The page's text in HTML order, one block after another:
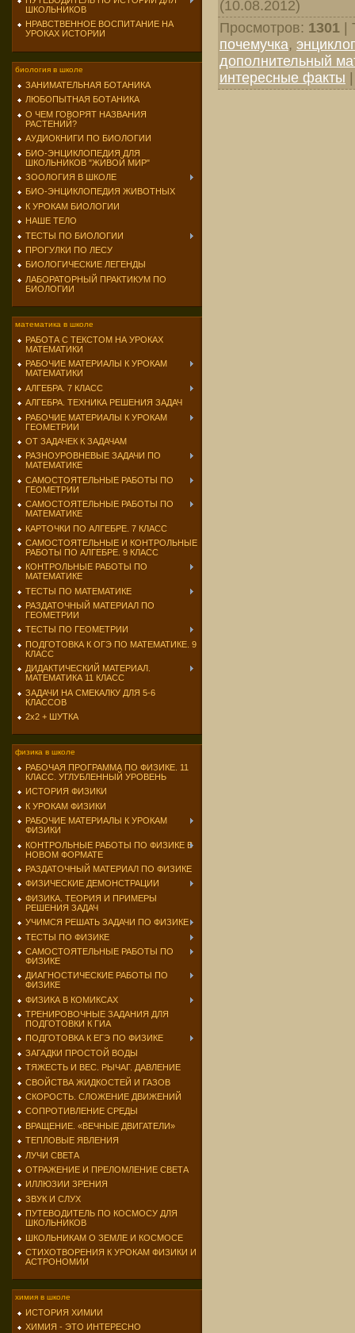
ШКОЛЬНИКОВ
НРАВСТВЕННОЕ ВОСПИТАНИЕ НА
УРОКАХ ИСТОРИИ
биология в школе
ЗАНИМАТЕЛЬНАЯ БОТАНИКА
ЛЮБОПЫТНАЯ БОТАНИКА
О ЧЕМ ГОВОРЯТ НАЗВАНИЯ
РАСТЕНИЙ?
АУДИОКНИГИ ПО БИОЛОГИИ
БИО-ЭНЦИКЛОПЕДИЯ ДЛЯ
ШКОЛЬНИКОВ "ЖИВОЙ МИР"
ЗООЛОГИЯ В ШКОЛЕ
БИО-ЭНЦИКЛОПЕДИЯ ЖИВОТНЫХ
К УРОКАМ БИОЛОГИИ
НАШЕ ТЕЛО
ТЕСТЫ ПО БИОЛОГИИ
ПРОГУЛКИ ПО ЛЕСУ
БИОЛОГИЧЕСКИЕ ЛЕГЕНДЫ
ЛАБОРАТОРНЫЙ ПРАКТИКУМ ПО
БИОЛОГИИ
математика в школе
РАБОТА С ТЕКСТОМ НА УРОКАХ
МАТЕМАТИКИ
РАБОЧИЕ МАТЕРИАЛЫ К УРОКАМ
МАТЕМАТИКИ
АЛГЕБРА. 7 КЛАСС
АЛГЕБРА. ТЕХНИКА РЕШЕНИЯ ЗАДАЧ
РАБОЧИЕ МАТЕРИАЛЫ К УРОКАМ
ГЕОМЕТРИИ
ОТ ЗАДАЧЕК К ЗАДАЧАМ
РАЗНОУРОВНЕВЫЕ ЗАДАЧИ ПО
МАТЕМАТИКЕ
САМОСТОЯТЕЛЬНЫЕ РАБОТЫ ПО
ГЕОМЕТРИИ
САМОСТОЯТЕЛЬНЫЕ РАБОТЫ ПО
МАТЕМАТИКЕ
КАРТОЧКИ ПО АЛГЕБРЕ. 7 КЛАСС
САМОСТОЯТЕЛЬНЫЕ И КОНТРОЛЬНЫЕ
РАБОТЫ ПО АЛГЕБРЕ. 9 КЛАСС
КОНТРОЛЬНЫЕ РАБОТЫ ПО
МАТЕМАТИКЕ
ТЕСТЫ ПО МАТЕМАТИКЕ
РАЗДАТОЧНЫЙ МАТЕРИАЛ ПО
ГЕОМЕТРИИ
ТЕСТЫ ПО ГЕОМЕТРИИ
ПОДГОТОВКА К ОГЭ ПО МАТЕМАТИКЕ. 9
КЛАСС
ДИДАКТИЧЕСКИЙ МАТЕРИАЛ.
МАТЕМАТИКА 11 КЛАСС
ЗАДАЧИ НА СМЕКАЛКУ ДЛЯ 5-6
КЛАССОВ
2х2 + ШУТКА
физика в школе
РАБОЧАЯ ПРОГРАММА ПО ФИЗИКЕ. 11
КЛАСС. УГЛУБЛЕННЫЙ УРОВЕНЬ
ИСТОРИЯ ФИЗИКИ
К УРОКАМ ФИЗИКИ
РАБОЧИЕ МАТЕРИАЛЫ К УРОКАМ
ФИЗИКИ
КОНТРОЛЬНЫЕ РАБОТЫ ПО ФИЗИКЕ В
НОВОМ ФОРМАТЕ
РАЗДАТОЧНЫЙ МАТЕРИАЛ ПО ФИЗИКЕ
ФИЗИЧЕСКИЕ ДЕМОНСТРАЦИИ
ФИЗИКА. ТЕОРИЯ И ПРИМЕРЫ
РЕШЕНИЯ ЗАДАЧ
УЧИМСЯ РЕШАТЬ ЗАДАЧИ ПО ФИЗИКЕ
ТЕСТЫ ПО ФИЗИКЕ
САМОСТОЯТЕЛЬНЫЕ РАБОТЫ ПО
ФИЗИКЕ
ДИАГНОСТИЧЕСКИЕ РАБОТЫ ПО
ФИЗИКЕ
ФИЗИКА В КОМИКСАХ
ТРЕНИРОВОЧНЫЕ ЗАДАНИЯ ДЛЯ
ПОДГОТОВКИ К ГИА
ПОДГОТОВКА К ЕГЭ ПО ФИЗИКЕ
ЗАГАДКИ ПРОСТОЙ ВОДЫ
ТЯЖЕСТЬ И ВЕС. РЫЧАГ. ДАВЛЕНИЕ
СВОЙСТВА ЖИДКОСТЕЙ И ГАЗОВ
СКОРОСТЬ. СЛОЖЕНИЕ ДВИЖЕНИЙ
СОПРОТИВЛЕНИЕ СРЕДЫ
ВРАЩЕНИЕ. «ВЕЧНЫЕ ДВИГАТЕЛИ»
ТЕПЛОВЫЕ ЯВЛЕНИЯ
ЛУЧИ СВЕТА
ОТРАЖЕНИЕ И ПРЕЛОМЛЕНИЕ СВЕТА
ИЛЛЮЗИИ ЗРЕНИЯ
ЗВУК И СЛУХ
ПУТЕВОДИТЕЛЬ ПО КОСМОСУ ДЛЯ
ШКОЛЬНИКОВ
ШКОЛЬНИКАМ О ЗЕМЛЕ И КОСМОСЕ
СТИХОТВОРЕНИЯ К УРОКАМ ФИЗИКИ И
АСТРОНОМИИ
химия в школе
ИСТОРИЯ ХИМИИ
ХИМИЯ - ЭТО ИНТЕРЕСНО
(10.08.2012)
Просмотров: 1301 |
почемучка,
дополнительный
интересные факты